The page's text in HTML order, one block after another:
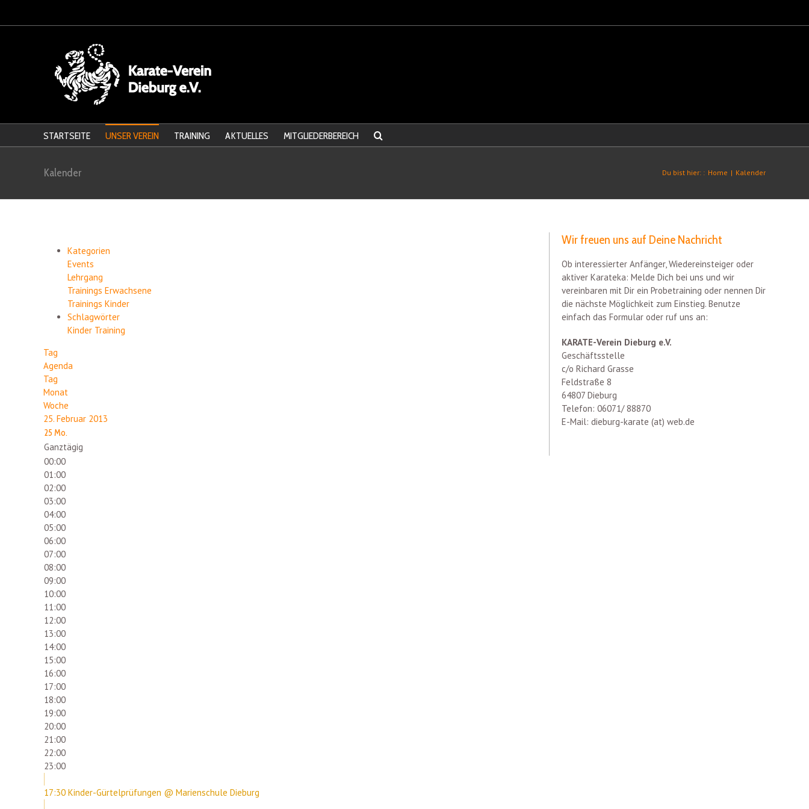
STARTSEITE UNSER VEREIN TRAINING AKTUELLES MITGLIEDERBEREICH
Kalender Du bist hier: : Home | Kalender
Kategorien
Events
Lehrgang
Trainings Erwachsene
Trainings Kinder
Schlagwörter
Kinder Training
Tag
Agenda
Tag
Monat
Woche
25. Februar 2013
25 Mo.
Ganztägig
00:00
01:00
02:00
03:00
04:00
05:00
06:00
07:00
08:00
09:00
10:00
11:00
12:00
13:00
14:00
15:00
16:00
17:00
18:00
19:00
20:00
21:00
22:00
23:00
17:30 Kinder-Gürtelprüfungen @ Marienschule Dieburg
Wir freuen uns auf Deine Nachricht
Ob interessierter Anfänger, Wiedereinsteiger oder
aktiver Karateka: Melde Dich bei uns und wir
vereinbaren mit Dir ein Probetraining oder nennen Dir
die nächste Möglichkeit zum Einstieg. Benutze
einfach das Formular oder ruf uns an:
KARATE-Verein Dieburg e.V.
Geschäftsstelle
c/o Richard Grasse
Feldstraße 8
64807 Dieburg
Telefon: 06071/ 88870
E-Mail: dieburg-karate (at) web.de